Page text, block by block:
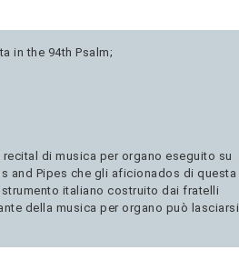
in the 94th Psalm;
di musica per organo eseguito su
and Pipes che gli aficionados di questa
italiano costruito dai fratelli
della musica per organo può lasciarsi